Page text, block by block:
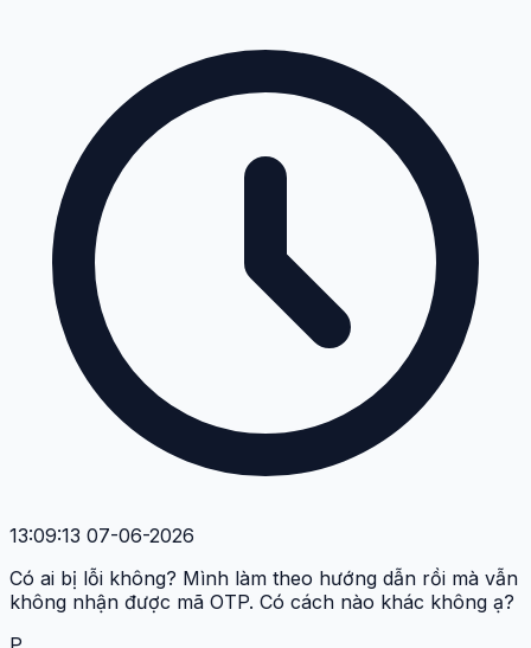
13:09:13 07-06-2026
Có ai bị lỗi không? Mình làm theo hướng dẫn rồi mà vẫn
không nhận được mã OTP. Có cách nào khác không ạ?